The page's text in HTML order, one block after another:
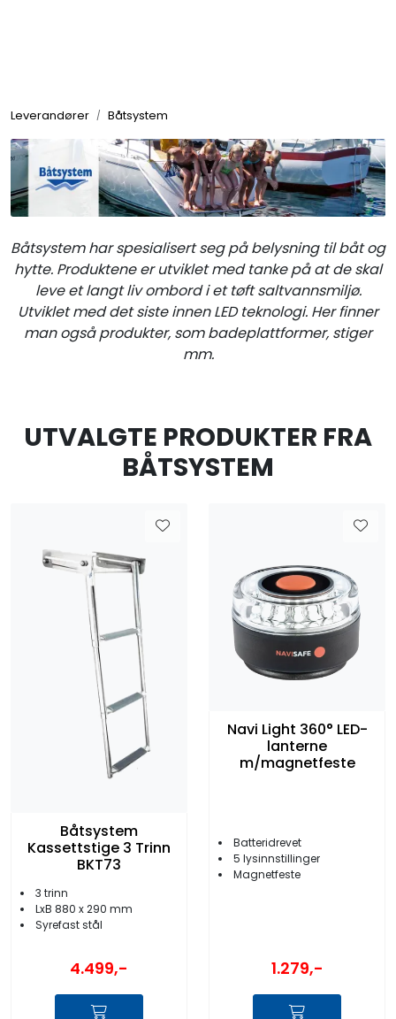
Leverandører Båtsystem
Båtsystem har spesialisert seg på belysning til båt og
hytte. Produktene er utviklet med tanke på at de skal
leve et langt liv ombord i et tøft saltvannsmiljø.
Utviklet med det siste innen LED teknologi. Her finner
man også produkter, som badeplattformer, stiger
mm.
UTVALGTE PRODUKTER FRA
BÅTSYSTEM
Båtsystem
Kassettstige 3 Trinn
BKT73
3 trinn
LxB 880 x 290 mm
Syrefast stål
4.499,-
Navi Light 360° LED-
lanterne
m/magnetfeste
Batteridrevet
5 lysinnstillinger
Magnetfeste
1.279,-
Bygg/Innredning
VVS
Motor/Styring
Fritid/Sikkerhet
Seil
Nyheter